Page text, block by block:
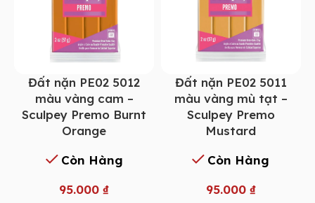
Đất nặn PE02 5012
màu vàng cam –
Sculpey Premo Burnt
Orange
Còn Hàng
95.000 ₫
Đất nặn PE02 5011
màu vàng mù tạt –
Sculpey Premo
Mustard
Còn Hàng
95.000 ₫